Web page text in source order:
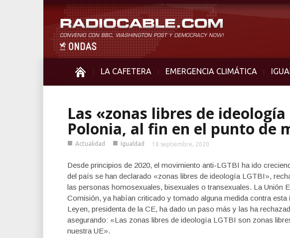
LA CAFETERA EMERGENCIA CLIMÁTICA
Las «zonas libres de ideología
Polonia, al fin en el punto de
■ Actualidad ■ Igualdad 18 septiembre, 2020
Desde principios de 2020, el movimiento anti-LGTBI ha ido
del país se han declarado «zonas libres de ideología LGTBI»,
las personas homosexuales, bisexuales o transexuales. La Unión
Comisión, ya habían criticado y tomado alguna medida contra
Leyen, presidenta de la CE, ha dado un paso más y las ha
asegurando: «Las zonas libres de ideología LGTBI son zonas
nuestra UE».